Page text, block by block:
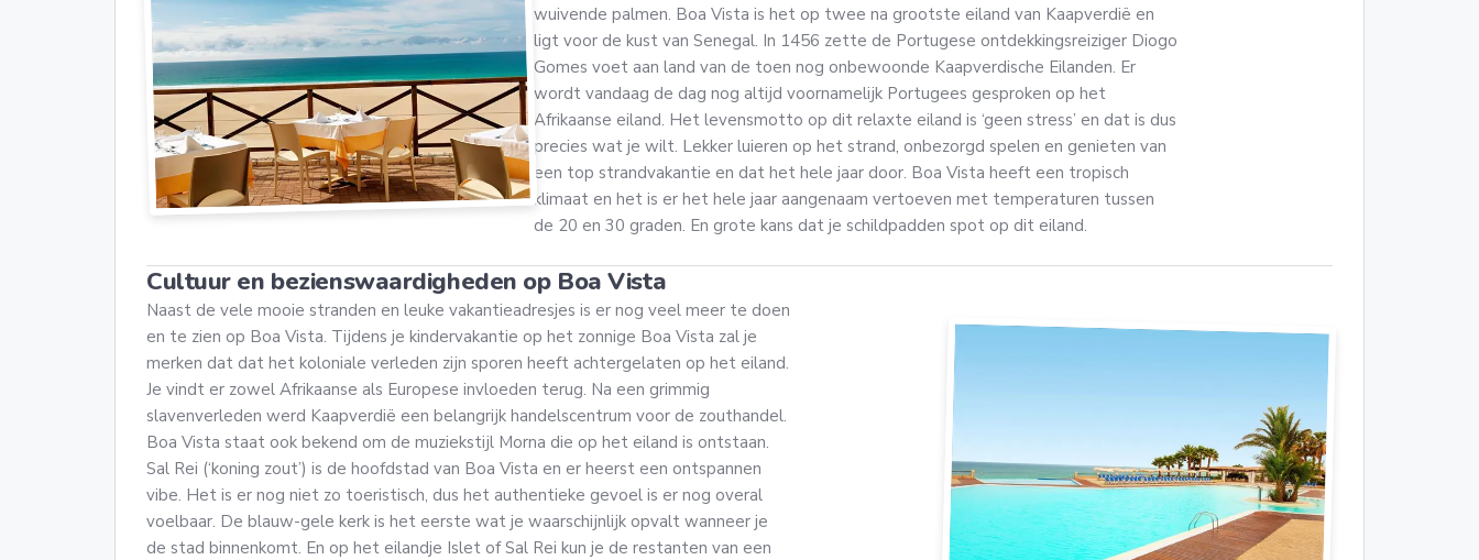
wuivende palmen. Boa Vista is het op twee na grootste eiland van Kaapverdië en
ligt voor de kust van Senegal. In 1456 zette de Portugese ontdekkingsreiziger Diogo
Gomes voet aan land van de toen nog onbewoonde Kaapverdische Eilanden. Er
wordt vandaag de dag nog altijd voornamelijk Portugees gesproken op het
Afrikaanse eiland. Het levensmotto op dit relaxte eiland is ‘geen stress’ en dat is dus
precies wat je wilt. Lekker luieren op het strand, onbezorgd spelen en genieten van
een top strandvakantie en dat het hele jaar door. Boa Vista heeft een tropisch
klimaat en het is er het hele jaar aangenaam vertoeven met temperaturen tussen
de 20 en 30 graden. En grote kans dat je schildpadden spot op dit eiland.
Cultuur en bezienswaardigheden op Boa Vista
Naast de vele mooie stranden en leuke vakantieadresjes is er nog veel meer te doen
en te zien op Boa Vista. Tijdens je kindervakantie op het zonnige Boa Vista zal je
merken dat dat het koloniale verleden zijn sporen heeft achtergelaten op het eiland.
Je vindt er zowel Afrikaanse als Europese invloeden terug. Na een grimmig
slavenverleden werd Kaapverdië een belangrijk handelscentrum voor de zouthandel.
Boa Vista staat ook bekend om de muziekstijl Morna die op het eiland is ontstaan.
Sal Rei (‘koning zout’) is de hoofdstad van Boa Vista en er heerst een ontspannen
vibe. Het is er nog niet zo toeristisch, dus het authentieke gevoel is er nog overal
voelbaar. De blauw-gele kerk is het eerste wat je waarschijnlijk opvalt wanneer je
de stad binnenkomt. En op het eilandje Islet of Sal Rei kun je de restanten van een